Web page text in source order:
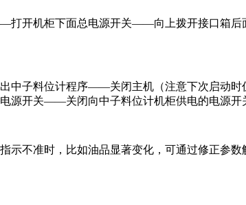
打开机柜下面总电源开关——向上拨开接口箱
出中子料位计程序——关闭主机（注意下次启
源开关——关闭向中子料位计机柜供电的电源开
示不准时，比如油品显著变化，可通过修正参